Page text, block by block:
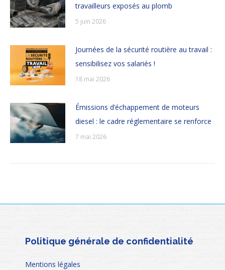
travailleurs exposés au plomb
5 juin 2026
Journées de la sécurité routière au travail :
sensibilisez vos salariés !
18 mai 2026
Émissions d’échappement de moteurs
diesel : le cadre réglementaire se renforce
7 mai 2026
Politique générale de confidentialité
Mentions légales